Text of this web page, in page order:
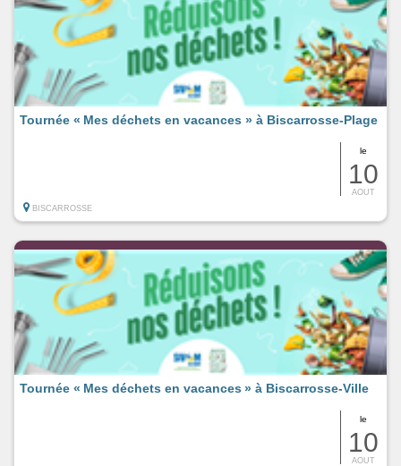
le
10
AOUT
Tournée « Mes déchets en vacances » à Biscarrosse-Plage
BISCARROSSE
le
10
AOUT
Tournée « Mes déchets en vacances » à Biscarrosse-Ville